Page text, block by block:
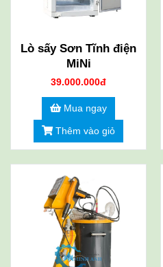
Lò sấy Sơn Tĩnh điện
MiNi
39.000.000đ
Mua ngay
Thêm vào giỏ